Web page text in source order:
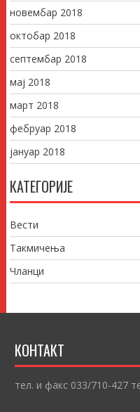
новембар 2018
октобар 2018
септембар 2018
мај 2018
март 2018
фебруар 2018
јануар 2018
КАТЕГОРИЈЕ
Вести
Такмичења
Чланци
КОНТАКТ
тел. и факс 033/710-427